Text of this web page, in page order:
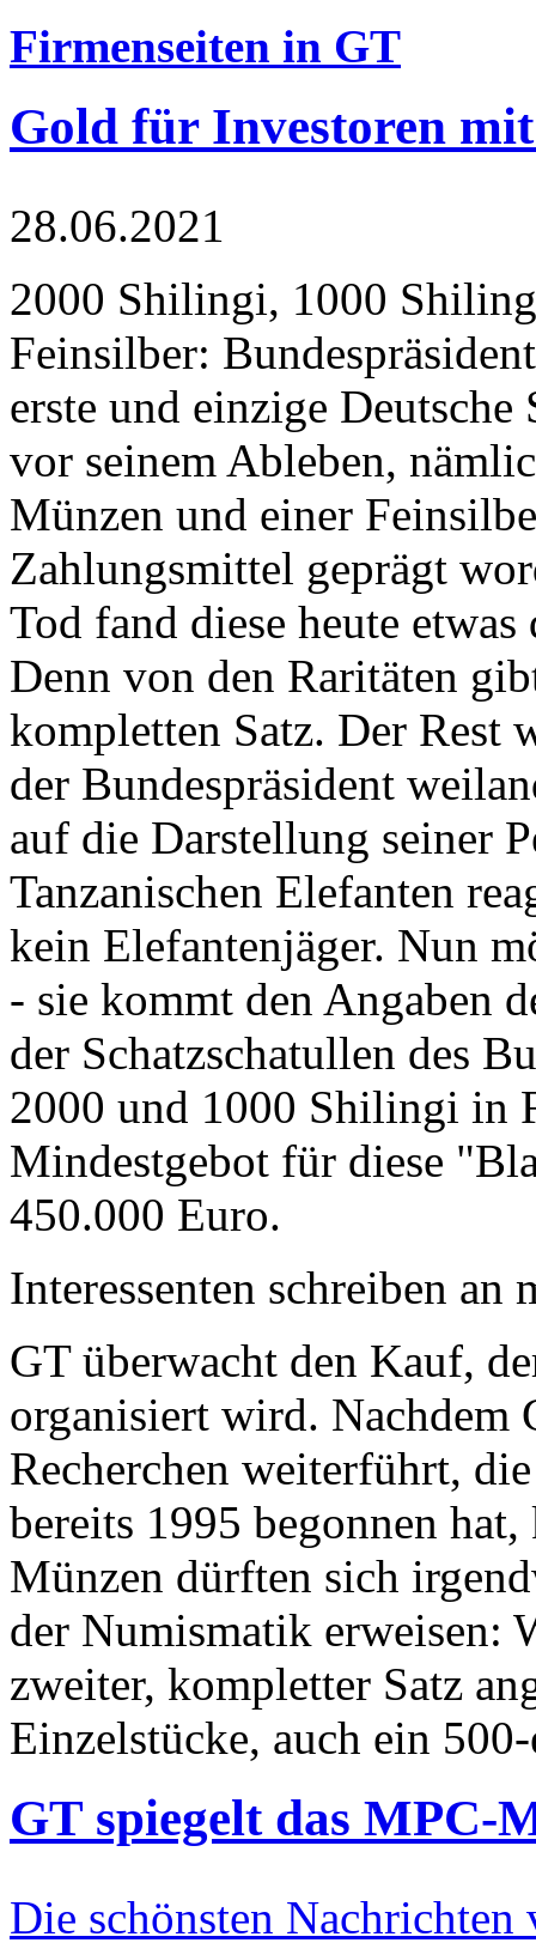
Firmenseiten in GT
Gold für Investoren
28.06.2021
2000 Shilingi, 1000
Feinsilber:
erste und einzige Deutsche
vor seinem Ableben,
Münzen und einer
Zahlungsmittel geprägt
Tod fand diese heute
Denn von den Raritäten
kompletten Satz. Der Rest
der Bundespräsident
auf die Darstellung seiner
Tanzanischen Elefanten
kein Elefantenjäger. Nun
- sie kommt den Angaben
der Schatzschatullen des
2000 und 1000 Shilingi in
Mindestgebot für diese
450.000 Euro.
Interessenten schreiben
GT überwacht den Kauf,
organisiert wird. Nachdem
Recherchen weiterführt,
bereits 1995 begonnen
Münzen dürften sich
der Numismatik erweisen:
zweiter, kompletter Satz
Einzelstücke, auch ein
GT spiegelt das MPC-
Die schönsten Nachrichten